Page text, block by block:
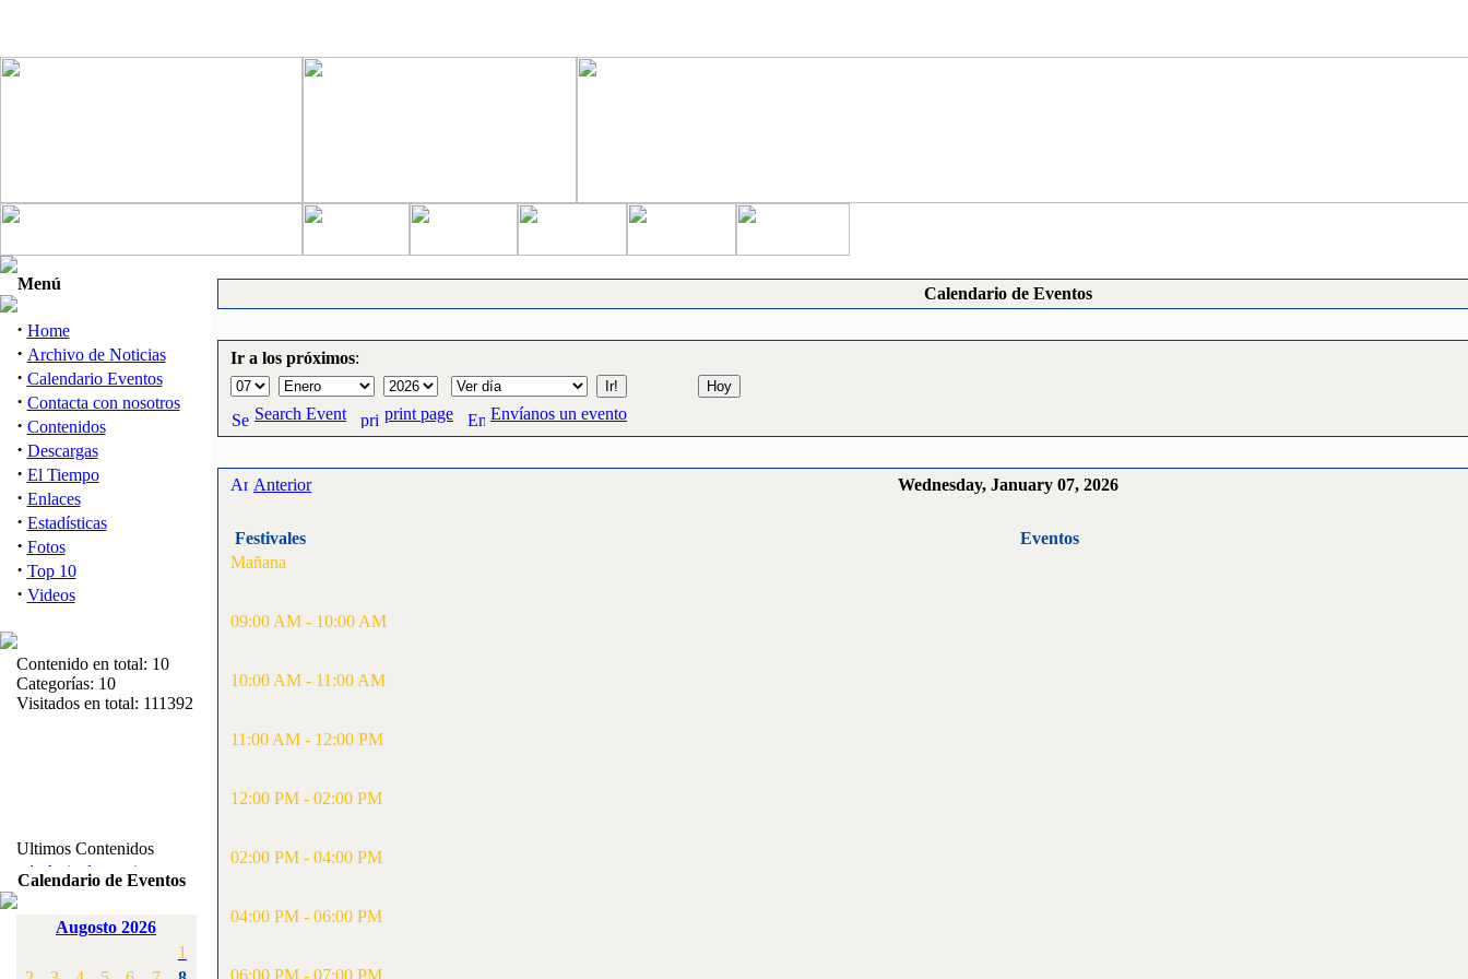
Menú
· Home
· Archivo de Noticias
· Calendario Eventos
· Contacta con nosotros
· Contenidos
· Descargas
· El Tiempo
· Enlaces
· Estadísticas
· Fotos
· Top 10
· Videos
Contenido en total: 10
Categorías: 10
Visitados en total: 111392
Ultimos Contenidos
·1:Articulos varios
[Visitas: 5713]
Campeonato de
[Visitas: 4136]
Calendario de Eventos
Augosto 2026
1
Calendario de Eventos
Ir a los próximos:
Search Event print page Envíanos un evento
Anterior Wednesday, January 07, 2026
Festivales
Mañana
09:00 AM - 10:00 AM
10:00 AM - 11:00 AM
11:00 AM - 12:00 PM
12:00 PM - 02:00 PM
02:00 PM - 04:00 PM
04:00 PM - 06:00 PM
06:00 PM - 07:00 PM
Eventos